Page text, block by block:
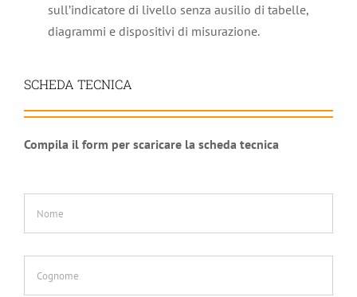
sull’indicatore di livello senza ausilio di tabelle,
diagrammi e dispositivi di misurazione.
SCHEDA TECNICA
Compila il form per scaricare la scheda tecnica
Nome *
Cognome *